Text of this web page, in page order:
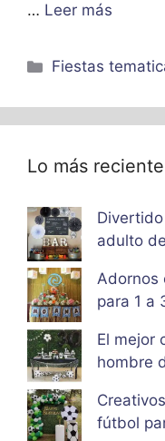
… Leer más
Categorías
Fiestas
Lo más reciente
adulto
Adornos
para 1 a
El mejor
hombre
fútbol